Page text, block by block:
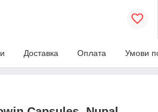
Доставка Оплата Умови